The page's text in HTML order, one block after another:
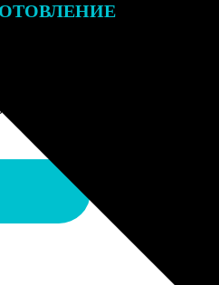
заказа. Когда отправим заказ
письмо с трек-номером для